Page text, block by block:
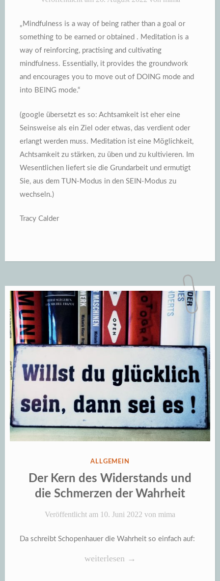
„Mindfulness is a way of being rather than a goal or
something to be earned or obtained . Meditation is a
way of reinforcing, practising and cultivating
mindfulness. Essentially, it provides the groundwork
and encourages you to move out of DOING mode and
into BEING mode.“
(google übersetzt es so: Achtsamkeit ist eher eine
Seinsweise als ein Ziel oder etwas, das verdient oder
erlangt werden muss. Meditation ist eine Möglichkeit,
Achtsamkeit zu stärken, zu üben und zu kultivieren. Im
Wesentlichen liefert sie die Grundarbeit und ermutigt
Sie, aus dem TUN-Modus in den SEIN-Modus zu
wechseln.)
Tracy Calder
VERÖFFENTLICHT
ALLGEMEIN
Der Kern des Widerstands und
die Schmerzen der Wahrheit
Veröffentlicht am 10. Juni 2022 von mima
Da schreibt Schopenhauer die Wahrheit so einfach auf:
„Der
weiterlesen →